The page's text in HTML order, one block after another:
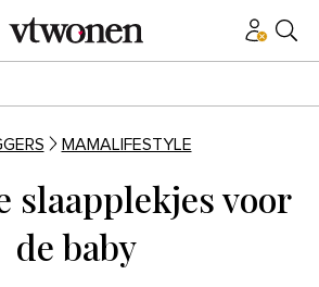
MAMALIFESTYLE
slaapplekjes voor
de baby